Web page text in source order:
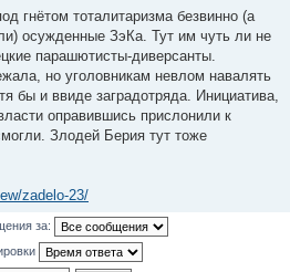
гнётом тоталитаризма безвинно (а
осужденные ЗэКа. Тут им чуть ли не
парашютисты-диверсанты.
но уголовникам невлом навалять
бы и ввиде заградотряда. Инициатива,
оправившись прислонили к
Злодей Берия тут тоже
zadelo-23/
за: